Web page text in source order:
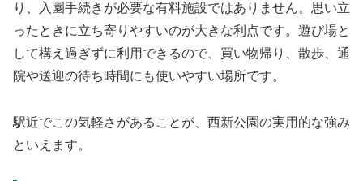
り、入園手続きが必要な有料施設ではありません。思い立
ったときに立ち寄りやすいのが大きな利点です。遊び場と
して構え過ぎずに利用できるので、買い物帰り、散歩、通
院や送迎の待ち時間にも使いやすい場所です。
駅近でこの気軽さがあることが、西新公園の実用的な強み
といえます。